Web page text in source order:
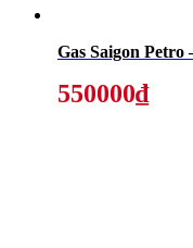
550000₫